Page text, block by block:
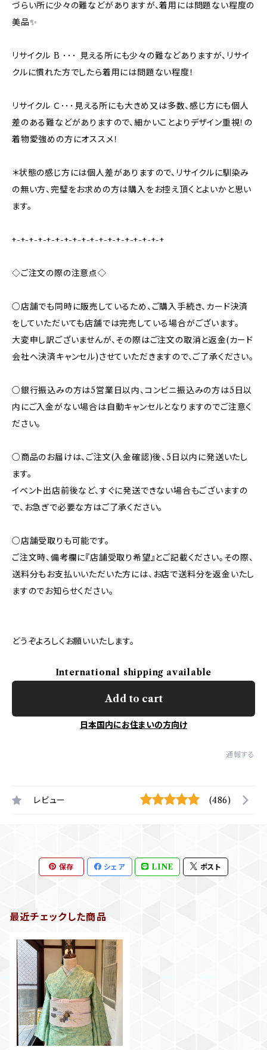
づらい所に少々の難などがありますが、着用には問題ない程度の
美品✨
リサイクル B ･･･ 見える所にも少々の難などありますが、リサイ
クルに慣れた方でしたら着用には問題ない程度！
リサイクル Ｃ･･･見える所にも大きめ又は多数、感じ方にも個人
差のある難などがありますので、細かいことよりデザイン重視！の
着物愛強めの方にオススメ！
＊状態の感じ方には個人差がありますので、リサイクルに馴染み
の無い方、完璧をお求めの方は購入をお控え頂くとよいかと思い
ます。
+-+-+-+-+-+-+-+-+-+-+-+-+-+-+-+-+-+
◇ご注文の際の注意点◇
○店舗でも同時に販売しているため、ご購入手続き、カード決済
をしていただいても店舗では完売している場合がございます。
大変申し訳ございませんが、その際はご注文の取消と返金(カード
会社へ決済キャンセル)させていただきますので、ご了承ください。
○銀行振込みの方は5営業日以内、コンビニ振込みの方は5日以
内にご入金がない場合は自動キャンセルとなりますのでご注意く
ださい。
○商品のお届けは、ご注文(入金確認)後、5日以内に発送いたし
ます。
イベント出店前後など、すぐに発送できない場合もございますの
で、お急ぎで必要な方はご了承ください。
○店舗受取りも可能です。
ご注文時、備考欄に『店舗受取り希望』とご記載ください。その際、
送料分もお支払いいただいた方には、お店で送料分を返金いたし
ますのでお知らせください。
どうぞよろしくお願いいたします。
International shipping available
Add to cart
日本国内にお住まいの方向け
通報する
レビュー (486)
保存 シェア LINE ポスト
最近チェックした商品